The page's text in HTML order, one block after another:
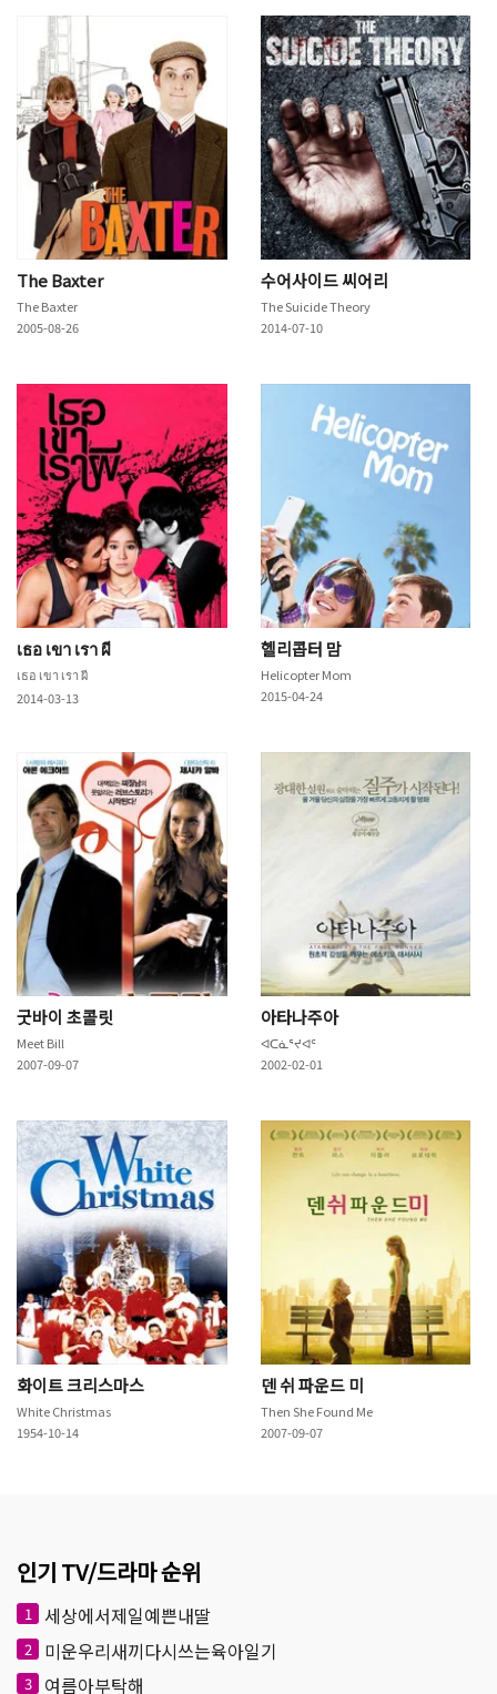
The Baxter
The Baxter
2005-08-26
수어사이드 씨어리
The Suicide Theory
2014-07-10
เธอ เขา เรา ผี
เธอ เขา เรา ผี
2014-03-13
헬리콥터 맘
Helicopter Mom
2015-04-24
굿바이 초콜릿
Meet Bill
2007-09-07
아타나주아
ᐊᑕᓈᕐᔪᐊᑦ
2002-02-01
화이트 크리스마스
White Christmas
1954-10-14
덴 쉬 파운드 미
Then She Found Me
2007-09-07
인기 TV/드라마 순위
1 세상에서제일예쁜내딸
2 미운우리새끼다시쓰는육아일기
3 여름아부탁해